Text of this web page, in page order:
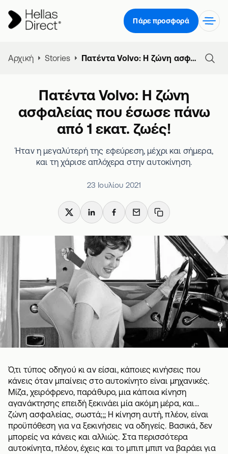
Πάρε προσφορά
Αρχική Stories Πατέντα Volvo: Η ζώνη ασφαλείας που έσωσε πάνω από 1 εκατ. ζωές!
Πατέντα Volvo: Η ζώνη
ασφαλείας που έσωσε πάνω
από 1 εκατ. ζωές!
Ήταν η μεγαλύτερή της εφεύρεση, μέχρι και σήμερα,
και τη χάρισε απλόχερα στην αυτοκίνηση.
23 Ιουλίου 2021
X LinkedInFacebook
Email Copy link
Ό,τι τύπος οδηγού κι αν είσαι, κάποιες κινήσεις που
κάνεις όταν μπαίνεις στο αυτοκίνητο είναι μηχανικές.
Μίζα, χειρόφρενο, παράθυρο, μια κάποια κίνηση
αγανάκτησης επειδή ξεκινάει μία ακόμη μέρα, και...
ζώνη ασφαλείας, σωστά;;; Η κίνηση αυτή, πλέον, είναι
προϋπόθεση για να ξεκινήσεις να οδηγείς. Βασικά, δεν
μπορείς να κάνεις και αλλιώς. Στα περισσότερα
αυτοκίνητα, πλέον, έχεις και το μπιπ μπιπ να βαράει για